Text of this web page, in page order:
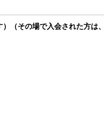
（その場で入会された方は